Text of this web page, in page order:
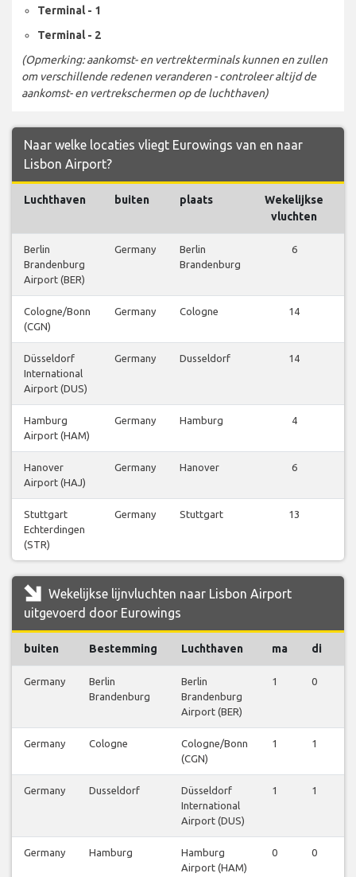
Terminal - 1
Terminal - 2
(Opmerking: aankomst- en vertrekterminals kunnen en zullen
om verschillende redenen veranderen - controleer altijd de
aankomst- en vertrekschermen op de luchthaven)
Naar welke locaties vliegt Eurowings van en naar
Lisbon Airport?
Luchthaven buiten plaats
Wekelijkse
vluchten
Berlin
Brandenburg
Airport (BER)
Germany
Berlin
Brandenburg
6
Cologne/Bonn
(CGN)
Germany Cologne 14
Düsseldorf
International
Airport (DUS)
Germany Dusseldorf 14
Hamburg
Airport (HAM)
Germany Hamburg 4
Hanover
Airport (HAJ)
Germany Hanover 6
Stuttgart
Echterdingen
(STR)
Germany Stuttgart 13
Wekelijkse lijnvluchten naar Lisbon Airport
uitgevoerd door Eurowings
buiten Bestemming Luchthaven ma di
Germany
Berlin
Brandenburg
Berlin
Brandenburg
Airport (BER)
1 0
Germany Cologne
Cologne/Bonn
(CGN)
1 1
Germany Dusseldorf
Düsseldorf
International
Airport (DUS)
1 1
Germany Hamburg
Hamburg
Airport (HAM)
0 0